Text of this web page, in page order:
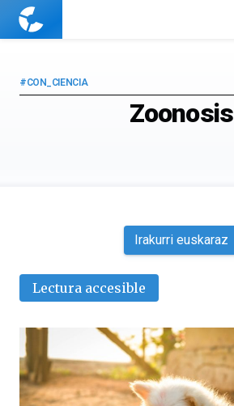
Cuaderno
Zoonosis
#CON_CIENCIA
Irakurri euskaraz
Lectura accesible